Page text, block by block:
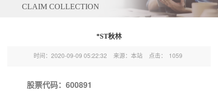
CLAIM COLLECTION
*ST秋林
时间：2020-09-09 05:22:32 来源：本站 点击： 1059
股票代码：600891